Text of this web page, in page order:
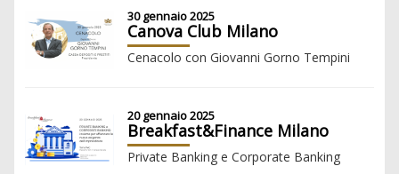
30 gennaio 2025
Canova Club Milano
Cenacolo con Giovanni Gorno Tempini
20 gennaio 2025
Breakfast&Finance Milano
Private Banking e Corporate Banking